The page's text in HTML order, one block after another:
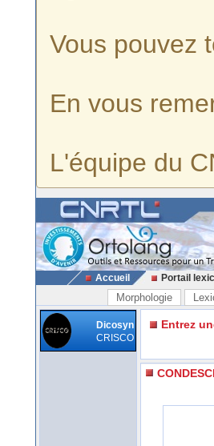
Vous pouvez
En vous
L'équipe du
Accueil Portail
Morphologie
Dicosyn
CRISCO
Entrez